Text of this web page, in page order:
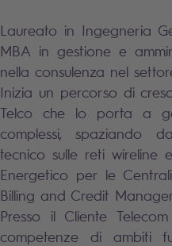
Laureato in Ingegneria
MBA in gestione e
nella consulenza nel
Inizia un percorso di
Telco che lo porta a
complessi, spaziando
tecnico sulle reti wireline
Energetico per le
Billing and Credit
Presso il Cliente
competenze di ambiti